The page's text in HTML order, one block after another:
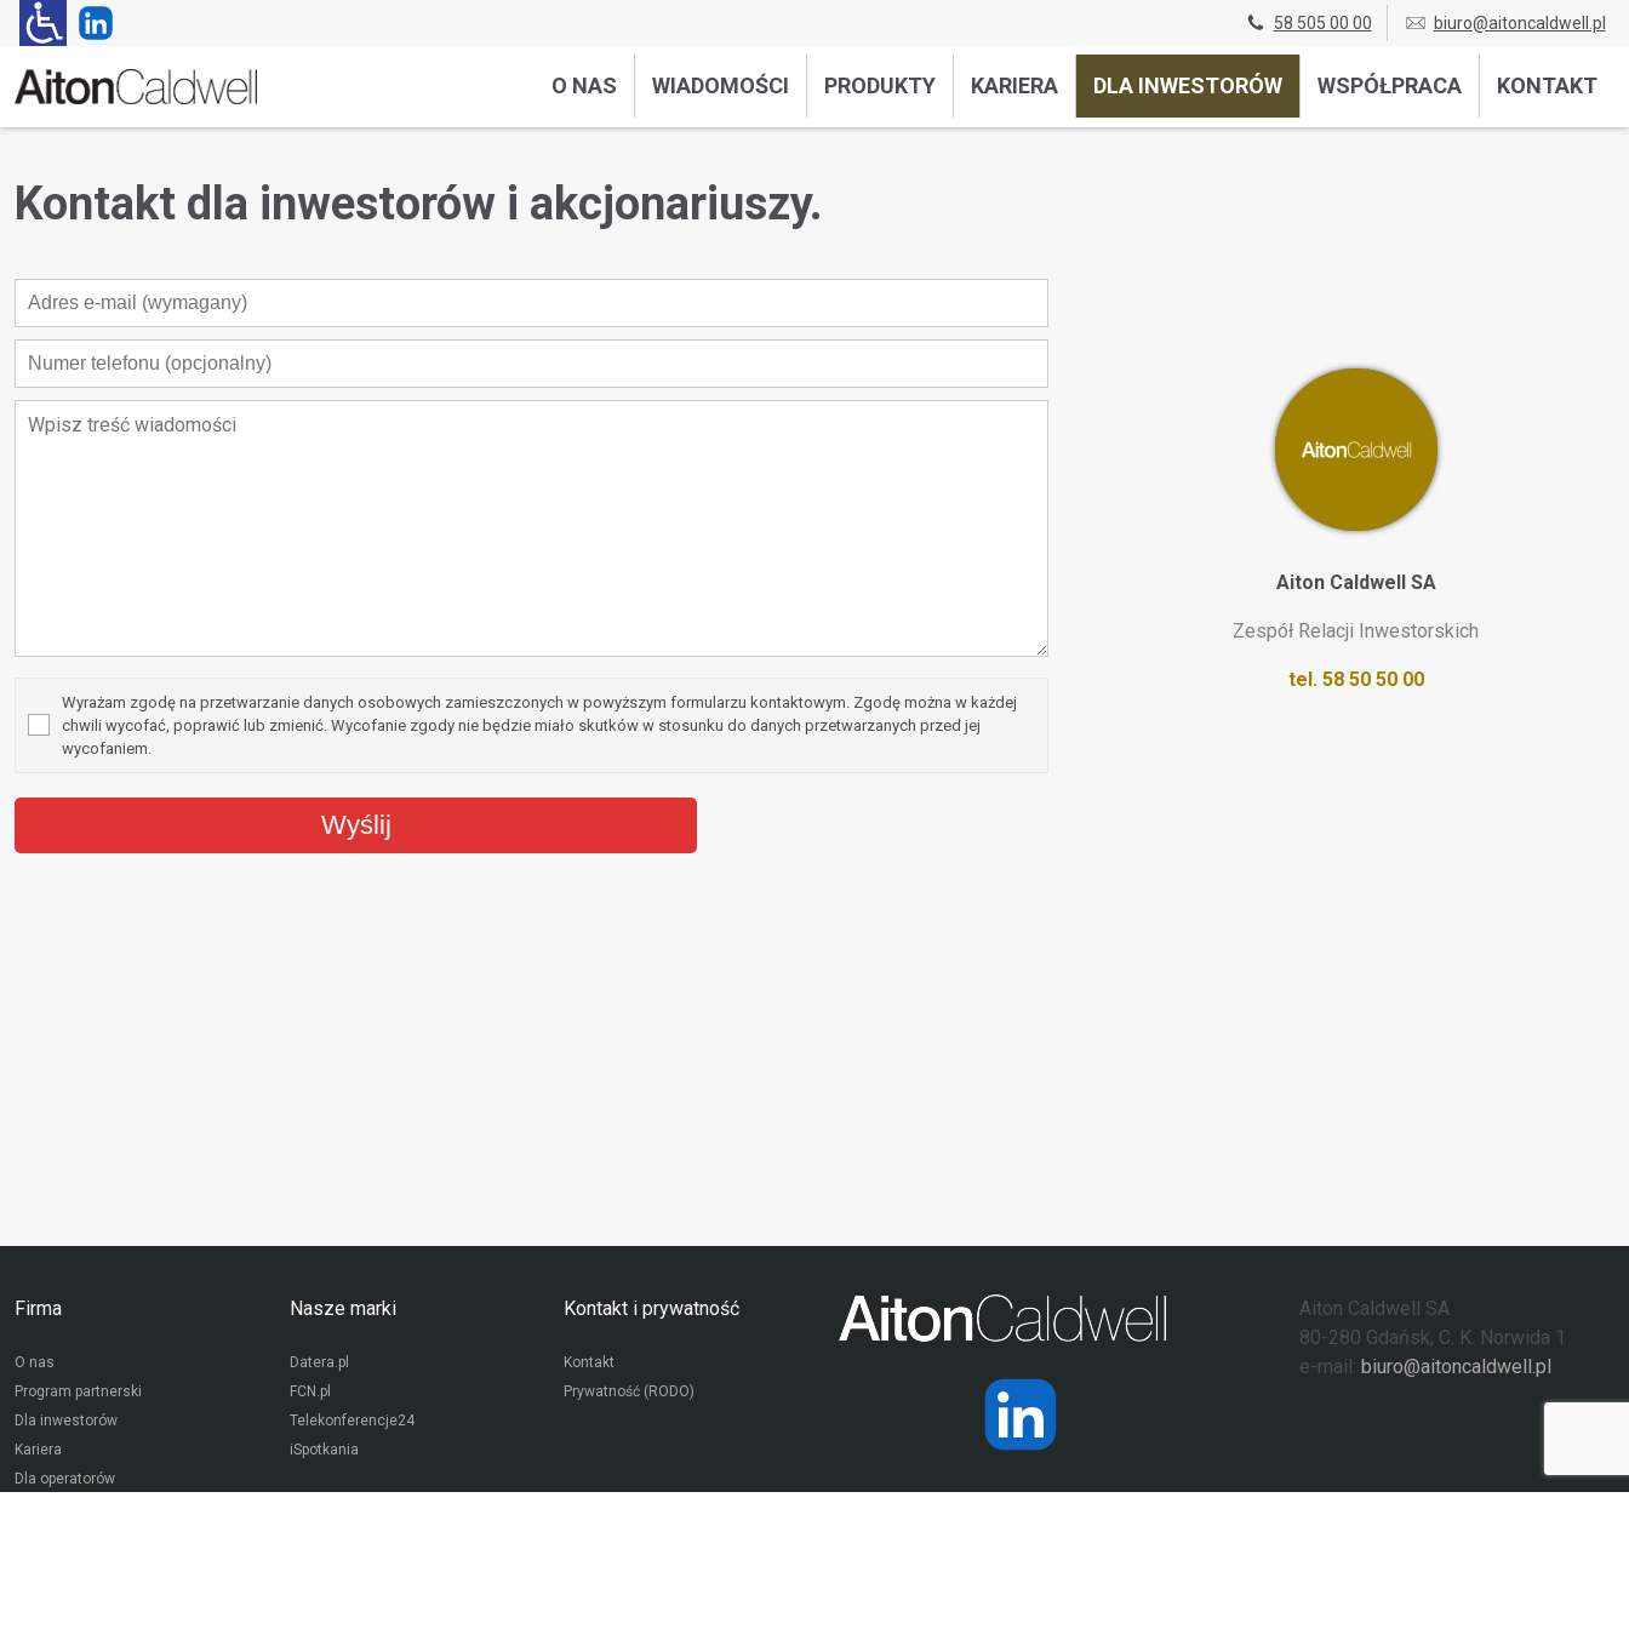
58 505 00 00 biuro@aitoncaldwell.pl
O NAS WIADOMOŚCI PRODUKTY KARIERA DLA INWESTORÓW WSPÓŁPRACA KONTAKT
Kontakt dla inwestorów i akcjonariuszy.
Wyrażam zgodę na przetwarzanie danych osobowych zamieszczonych w powyższym formularzu kontaktowym. Zgodę można w każdej
chwili wycofać, poprawić lub zmienić. Wycofanie zgody nie będzie miało skutków w stosunku do danych przetwarzanych przed jej
wycofaniem.
Aiton Caldwell SA
Zespół Relacji Inwestorskich
tel. 58 50 50 00
Firma
O nas
Program partnerski
Dla inwestorów
Kariera
Dla operatorów
Nasze marki
Datera.pl
FCN.pl
Telekonferencje24
iSpotkania
Kontakt i prywatność
Kontakt
Prywatność (RODO)
Aiton Caldwell SA
80-280 Gdańsk, C. K. Norwida 1
e-mail: biuro@aitoncaldwell.pl